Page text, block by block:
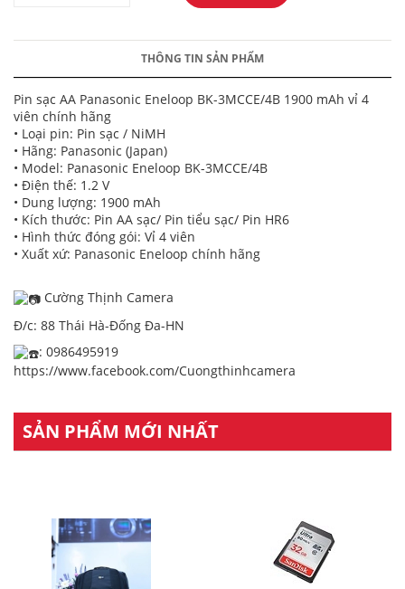
THÔNG TIN SẢN PHẨM
Pin sạc AA Panasonic Eneloop BK-3MCCE/4B 1900 mAh vỉ 4
viên chính hãng
• Loại pin: Pin sạc / NiMH
• Hãng: Panasonic (Japan)
• Model: Panasonic Eneloop BK-3MCCE/4B
• Điện thế: 1.2 V
• Dung lượng: 1900 mAh
• Kích thước: Pin AA sạc/ Pin tiểu sạc/ Pin HR6
• Hình thức đóng gói: Vỉ 4 viên
• Xuất xứ: Panasonic Eneloop chính hãng
Cường Thịnh Camera
Đ/c: 88 Thái Hà-Đống Đa-HN
: 0986495919
https://www.facebook.com/Cuongthinhcamera
SẢN PHẨM MỚI NHẤT